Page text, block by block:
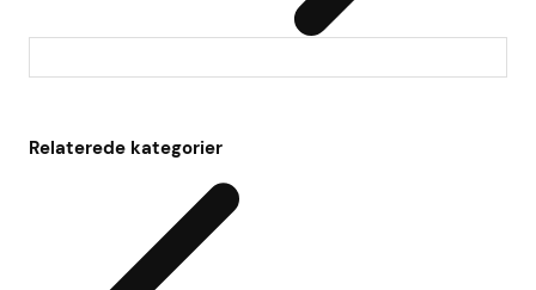
Relaterede kategorier